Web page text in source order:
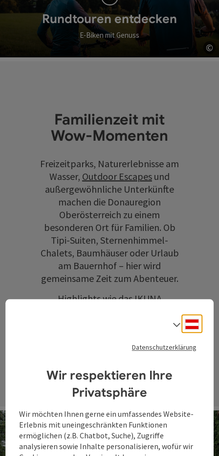
Rundtouren entdecken
E-Biken mit Genuss
©
Familienzeit mit
Wow-Momenten
Freizeitparks, Naturerlebnisse am
Wasser, Outdoor Escapes und
außergewöhnliche Unterkünfte
machen die Donauregion
Oberösterreich zu einem
besonderen Ort für Familien. Ob
Tipi-Suiten, Sternenhimmel-
Chalets, Baumhäuser oder Urlaub
am Bauernhof – hier wird
gemeinsame Zeit zum Abenteuer.
Highlights wie dasIKUNA
Datenschutzerklärung
Wir respektieren Ihre
Privatsphäre
Wir möchten Ihnen gerne ein umfassendes Website-
Erlebnis mit uneingeschränkten Funktionen
ermöglichen (z.B. Chatbot, Suche), Zugriffe
analysieren sowie Inhalte personalisieren, wofür wir